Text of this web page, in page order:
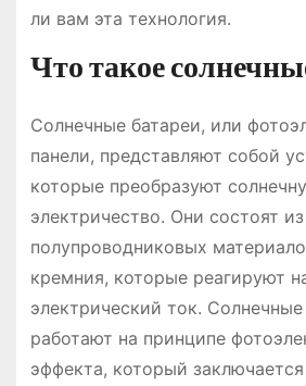
ли вам эта технология.
Что такое
Солнечные батареи, или
панели, представляют собой
которые преобразуют
электричество. Они состоят из
полупроводниковых
кремния, которые реагируют
электрический ток. Солнечные
работают на принципе
эффекта, который